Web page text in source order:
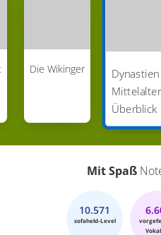
Die Wikinger
Überblick
Mit Spaß
10.571
sofaheld-Level